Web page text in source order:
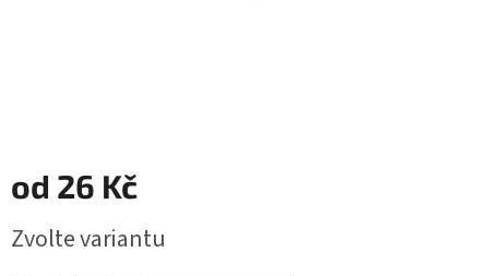
od 26 Kč
cena:
Zvolte variantu